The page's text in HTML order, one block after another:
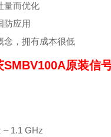
量而优化
防应用
念，拥有成本很低
SMBV100A原装信
– 1.1 GHz